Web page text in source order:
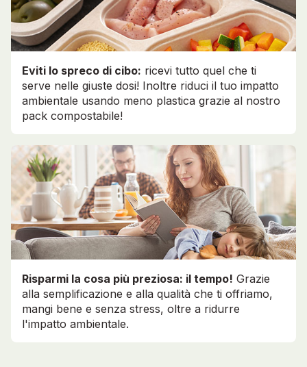
Eviti lo spreco di cibo: ricevi tutto quel che ti
serve nelle giuste dosi! Inoltre riduci il tuo impatto
ambientale usando meno plastica grazie al nostro
pack compostabile!
Risparmi la cosa più preziosa: il tempo! Grazie
alla semplificazione e alla qualità che ti offriamo,
mangi bene e senza stress, oltre a ridurre
l'impatto ambientale.